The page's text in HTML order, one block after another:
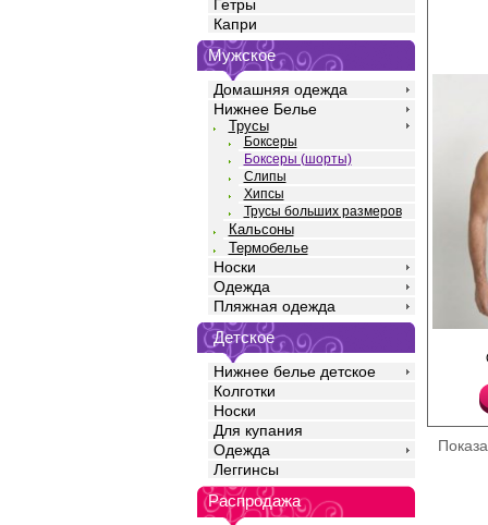
Гетры
Капри
Мужское
Домашняя одежда
Нижнее Белье
Трусы
Боксеры
Боксеры (шорты)
Слипы
Хипсы
Трусы больших размеров
Кальсоны
Термобелье
Носки
Одежда
Пляжная одежда
Детское
Нижнее белье детское
Колготки
Носки
Для купания
Одежда
Леггинсы
Распродажа
геометрическим
хлопка с
повышающий
одежды, создавая
фирменным
ограничивает